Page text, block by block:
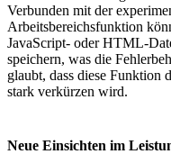
Verbunden mit der
Arbeitsbereichsfunktion
JavaScript- oder HTML-
speichern, was die
glaubt, dass diese
stark verkürzen wird.
Neue Einsichten im